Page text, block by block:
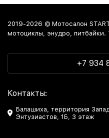
2019-2026 © Мотосалон
мотоциклы, энудро, питбайки.
+7 934
Контакты:
Балашиха, территория
Энтузиастов, 1Б, 3 этаж